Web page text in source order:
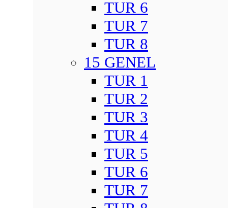
TUR 6
TUR 7
TUR 8
15 GENEL
TUR 1
TUR 2
TUR 3
TUR 4
TUR 5
TUR 6
TUR 7